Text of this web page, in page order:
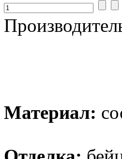
Материал: